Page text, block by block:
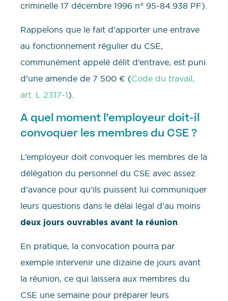
criminelle 17 décembre 1996 n° 95-84.938 PF).
Rappelons que le fait d’apporter une entrave
au fonctionnement régulier du CSE,
communément appelé délit d’entrave, est puni
d’une amende de 7 500 € (Code du travail,
art. L 2317-1).
A quel moment l’employeur doit-il
convoquer les membres du CSE ?
L’employeur doit convoquer les membres de la
délégation du personnel du CSE avec assez
d’avance pour qu’ils puissent lui communiquer
leurs questions dans le délai légal d’au moins
deux jours ouvrables avant la réunion
En pratique, la convocation pourra par
exemple intervenir une dizaine de jours avant
la réunion, ce qui laissera aux membres du
CSE une semaine pour préparer leurs